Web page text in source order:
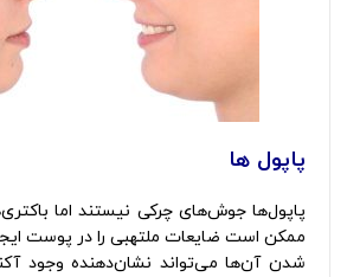
پاپول ها
پاپول‌ها جوش‌های چرکی نیستند اما
ممکن است ضایعات ملتهبی را در پوست
شدن آن‌ها می‌تواند نشان‌دهنده وجود